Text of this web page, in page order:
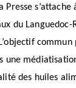
Presse
du Languedoc-
une
des huiles